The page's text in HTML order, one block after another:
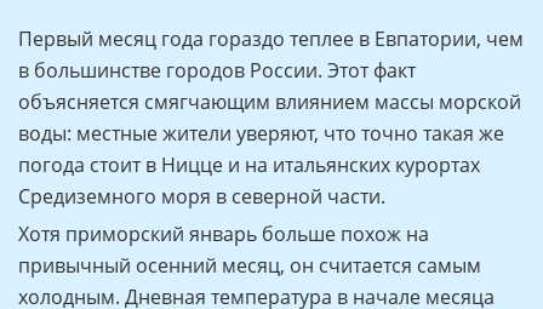
Первый месяц года гораздо теплее в Евпатории, чем
в большинстве городов России. Этот факт
объясняется смягчающим влиянием массы морской
воды: местные жители уверяют, что точно такая же
погода стоит в Ницце и на итальянских курортах
Средиземного моря в северной части.
Хотя приморский январь больше похож на
привычный осенний месяц, он считается самым
холодным. Дневная температура в начале месяца